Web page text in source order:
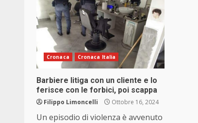
Cronaca Cronaca Italia
Barbiere litiga con un cliente e lo
ferisce con le forbici, poi scappa
Filippo Limoncelli Ottobre 16, 2024
Un episodio di violenza è avvenuto